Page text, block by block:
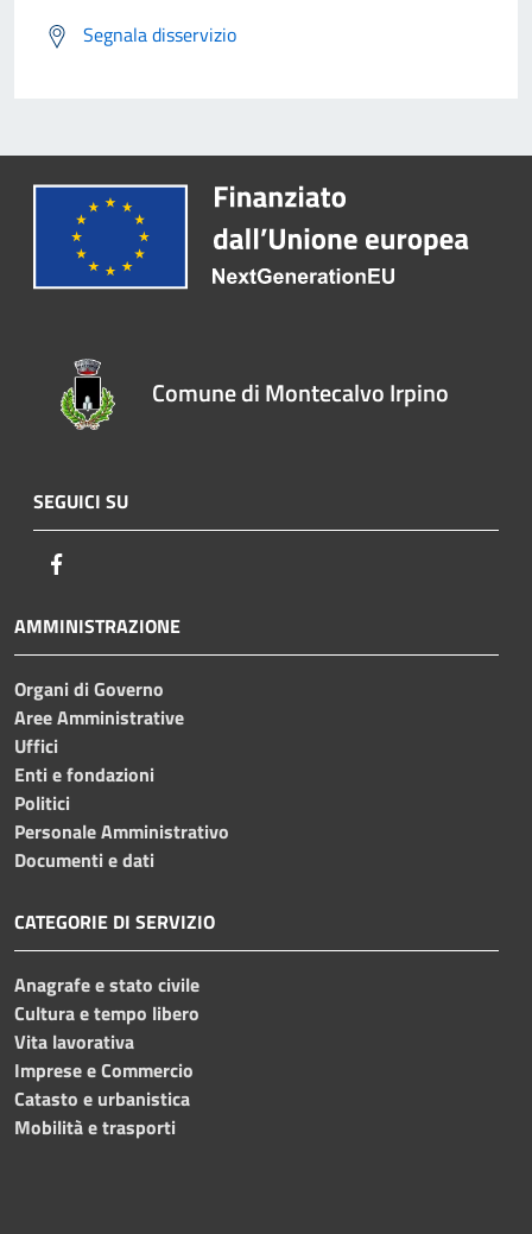
Segnala disservizio
Comune di Montecalvo Irpino
SEGUICI SU
AMMINISTRAZIONE
Organi di Governo
Aree Amministrative
Uffici
Enti e fondazioni
Politici
Personale Amministrativo
Documenti e dati
CATEGORIE DI SERVIZIO
Anagrafe e stato civile
Cultura e tempo libero
Vita lavorativa
Imprese e Commercio
Catasto e urbanistica
Mobilità e trasporti